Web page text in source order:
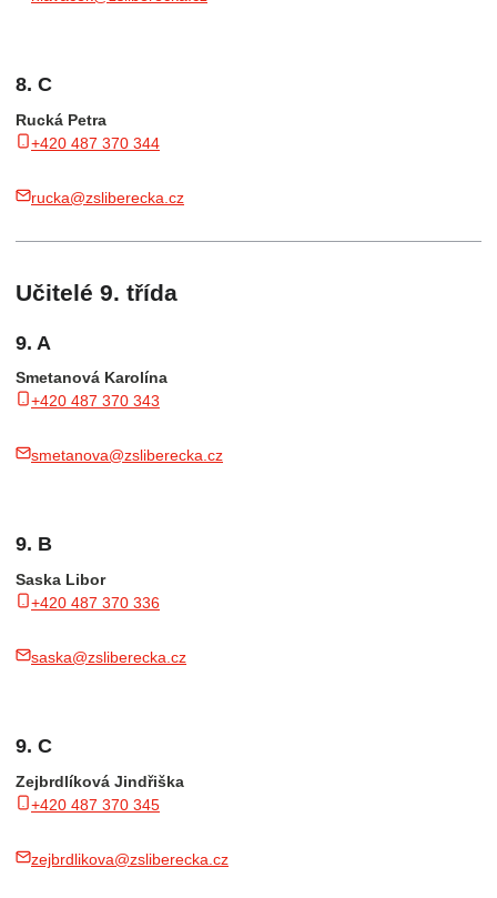
8. C
Rucká Petra
+420 487 370 344
rucka@zsliberecka.cz
Učitelé 9. třída
9. A
Smetanová Karolína
+420 487 370 343
smetanova@zsliberecka.cz
9. B
Saska Libor
+420 487 370 336
saska@zsliberecka.cz
9. C
Zejbrdlíková Jindřiška
+420 487 370 345
zejbrdlikova@zsliberecka.cz